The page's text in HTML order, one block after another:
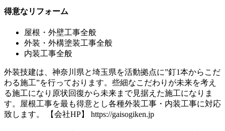
得意なリフォーム
屋根・外壁工事全般
外装・外構塗装工事全般
内装工事全般
外装技建は、神奈川県と埼玉県を活動拠点に”釘1本からこだ
わる施工”を行っております。些細なこだわりが未来を考え
る施工になり原状回復から未来まで見据えた施工になりま
す。屋根工事を最も得意とし各種外装工事・内装工事に対応
致します。 【会社HP】 https://gaisogiken.jp